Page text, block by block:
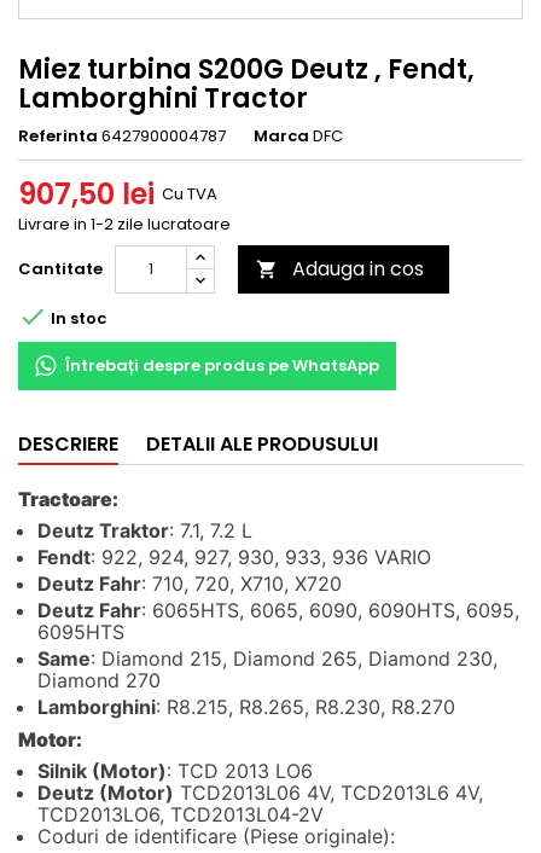
Miez turbina S200G Deutz , Fendt,
Lamborghini Tractor
Referinta 6427900004787 Marca DFC
907,50 lei Cu TVA
Livrare in 1-2 zile lucratoare
Cantitate
 Adauga in cos
 In stoc
Întrebați despre produs pe WhatsApp
DESCRIERE DETALII ALE PRODUSULUI
Tractoare:
Deutz Traktor: 7.1, 7.2 L
Fendt: 922, 924, 927, 930, 933, 936 VARIO
Deutz Fahr: 710, 720, X710, X720
Deutz Fahr: 6065HTS, 6065, 6090, 6090HTS, 6095,
6095HTS
Same: Diamond 215, Diamond 265, Diamond 230,
Diamond 270
Lamborghini: R8.215, R8.265, R8.230, R8.270
Motor:
Silnik (Motor): TCD 2013 LO6
Deutz (Motor) TCD2013L06 4V, TCD2013L6 4V,
TCD2013LO6, TCD2013L04-2V
Coduri de identificare (Piese originale):